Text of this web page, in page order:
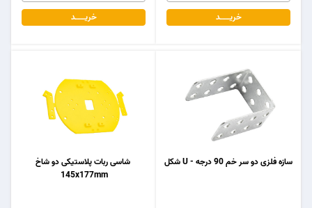
خریـــــــد خریـــــــد
شاسی ربات پلاستیکی دو شاخ
145x177mm
سازه فلزی دو سر خم 90 درجه - U شکل